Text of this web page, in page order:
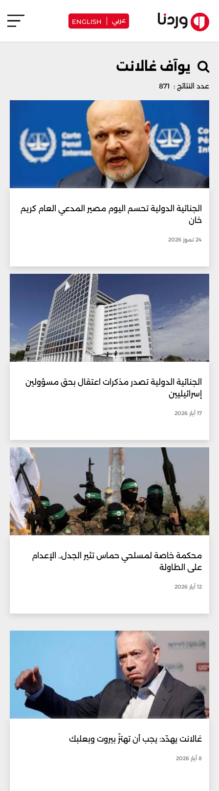
عربي ENGLISH
يوآف غالانت
عدد النتائج : 871
الجنائية الدولية تحسم اليوم مصير المدعي العام كريم
خان
24 تموز 2026
الجنائية الدولية تصدر مذكرات اعتقال بحق مسؤولين
إسرائيليين
17 أيار 2026
محكمة خاصة لمسلحي حماس تثير الجدل.. الإعدام
على الطاولة
12 أيار 2026
غالانت يهدّد: يجب أن تهتزّ بيروت وبعلبك
8 أيار 2026